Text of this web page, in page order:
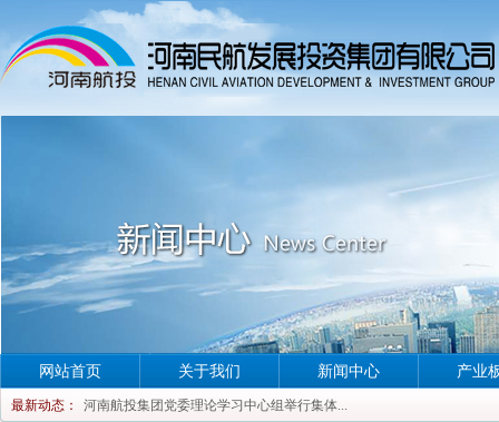
网站首页
最新动态：
河南航投集团党委理论学习中心组举行集体...
河南航投集团党委理论学习中心组举行集体...
关于我们 新闻中心 产业